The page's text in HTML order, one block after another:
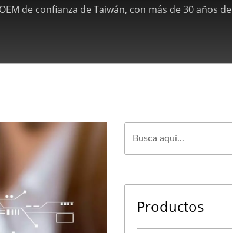
de confianza de Taiwán, con más de 30 años de
Productos